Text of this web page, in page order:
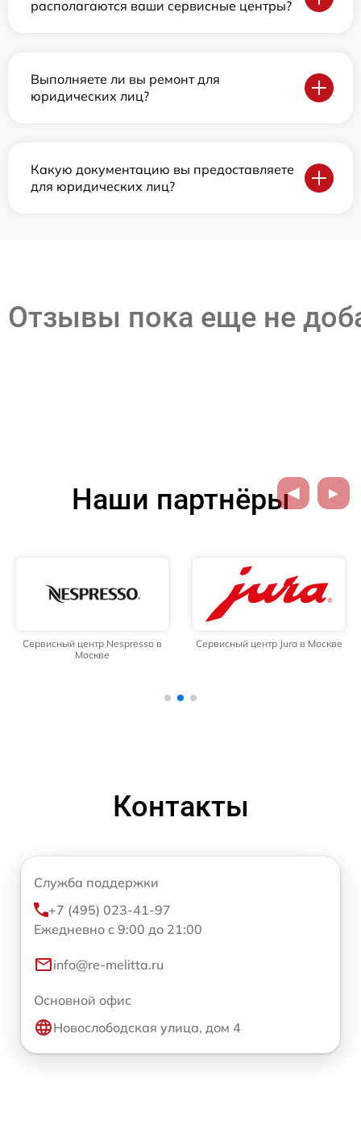
располагаются ваши сервисные центры?
Выполняете ли вы ремонт для
юридических лиц?
Какую документацию вы предоставляете
для юридических лиц?
Отзывы пока еще не
Наши партнёры
Сервисный центр Nespresso в
Москве
Сервисный центр Jura в Москве
Контакты
Служба поддержки
+7 (495) 023-41-97
Ежедневно с 9:00 до 21:00
info@re-melitta.ru
Основной офис
Новослободская улица, дом 4